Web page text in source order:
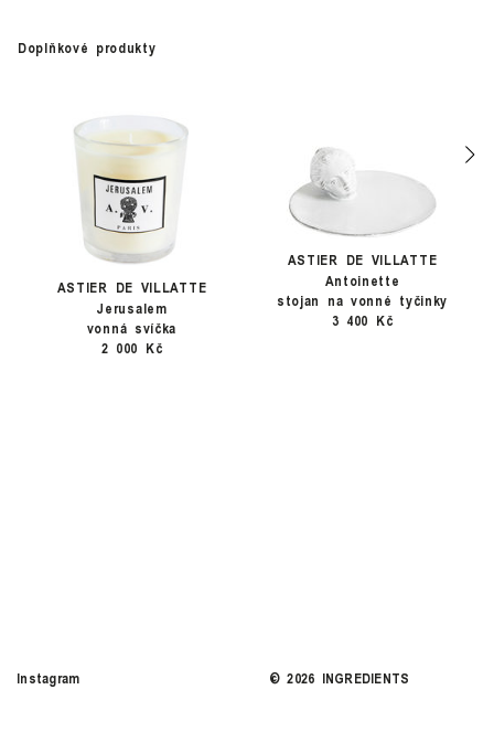
Doplňkové produkty
ASTIER DE VILLATTE
Jerusalem
vonná svíčka
2 000 Kč
ASTIER DE VILLATTE
Antoinette
stojan na vonné tyčinky
3 400 Kč
Instagram ©2026 INGREDIENTS